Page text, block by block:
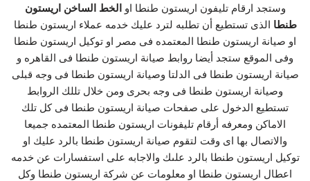
وستجد ارقام تليفون اريستون طنطا او الخط الساخن اريستون
طنطا الذى تستطيع أن تطلبه لترد عليك خدمه عملاء اريستون طنطا
او صيانة اريستون طنطا المعتمده فى مصر او توكيل اريستون طنطا
وفى الموقع ستجد أيضا روابط صيانة اريستون طنطا فى القاهره و
صيانة اريستون طنطا فى الدلتا وصيانة اريستون طنطا فى وجه قبلى
وصيانة اريستون طنطا فى وجه بحرى ومن خلال تللك الروابط
تستطيع الدخول على صفحات صيانة اريستون طنطا فى كل تلك
الاماكن ومعرفه أرقام تليفونات اريستون طنطا المعتمده جميعا
والاتصال بها اى وقت لتقوم صيانة اريستون طنطا بالرد عليك او
توكيل اريستون طنطا بالرد علىك والاجابه على استفسارات عن خدمه
اعطال اريستون طنطا او معلومات عن شركة اريستون طنطا وكل